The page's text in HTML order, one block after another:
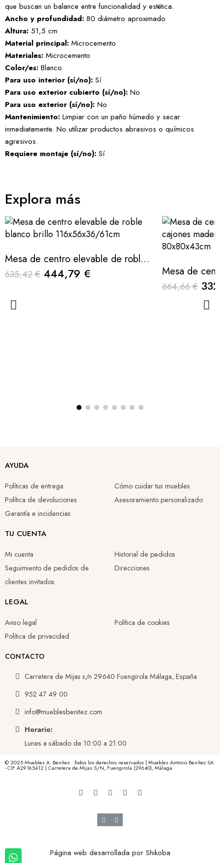
que buscan un balance entre funcionalidad y estética.
Ancho y profundidad: 80 diámetro aproximado
Altura: 51,5 cm
Material principal: Microcemento
Materiales: Microcemento
Color/es: Blanco
Para uso interior (sí/no): Sí
Para uso exterior cubierto (sí/no): No
Para uso exterior (sí/no): No
Mantenimiento: Limpiar con un paño húmedo y secar
inmediatamente. No utilizar productos abrasivos o químicos
agresivos.
Requiere montaje (sí/no): Sí
Explora más
Mesa de centro elevable de roble blanco brillo 116x56x36/61cm
635,42 € 444,79 €
664,66 €
AYUDA
Políticas de entrega
Política de devoluciones
Garantía e incidencias
Cómo cuidar tus muebles
Asesoramiento personalizado
TU CUENTA
Mi cuenta
Seguimiento de pedidos de
clientes invitados
Historial de pedidos
Direcciones
LEGAL
Aviso legal
Política de privacidad
Política de cookies
CONTACTO
Carretera de Mijas s/n 29640 Fuengirola Málaga, España
952 47 49 00
info@mueblesbenitez.com
Horario:
Lunes a sábado de 10:00 a 21:00
© 2025 Muebles A. Benítez · Todos los derechos reservados | Muebles Antonio Benítez SA
- CIF A29165412 | Carretera de Mijas S/N, Fuengirola (29640), Málaga
Página web desarrollada por Shikoba